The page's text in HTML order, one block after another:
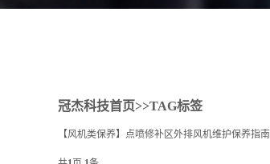
冠杰科技首页>>TAG标签
【风机类保养】点喷修补区外排风机维护保养指南